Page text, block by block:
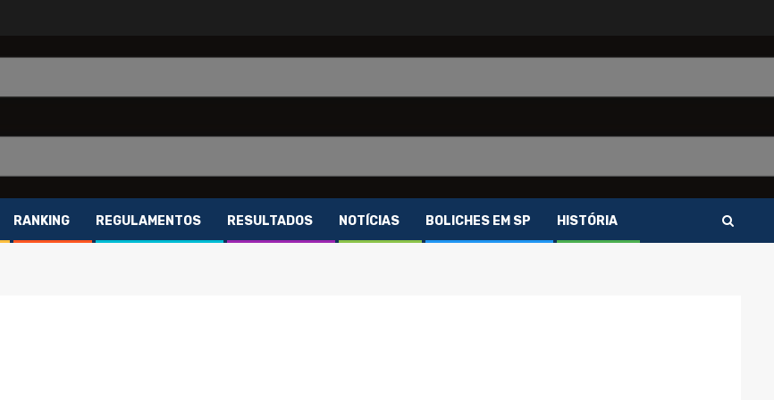
RANKING REGULAMENTOS RESULTADOS NOTÍCIAS BOLICHES EM SP HISTÓRIA